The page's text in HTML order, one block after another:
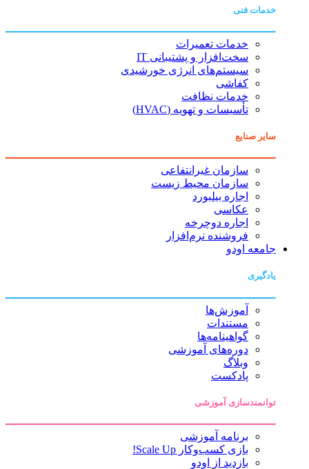
خدمات فنی
خدمات تعمیرات
سخت‌افزار و پشتیبانی IT
سیستم‌های انرژی خورشیدی
کفاشی
خدمات نظافت
تأسیسات و تهویه (HVAC)
سایر صنایع
سازمان غیرانتفاعی
سازمان محیط زیست
اجاره بیلبورد
عکاسی
اجاره دوچرخه
فروشنده نرم‌افزار
جامعه اودو
یادگیری
آموزش‌ها
مستندات
گواهینامه‌ها
دوره‌های آموزشی
وبلاگ
پادکست
توانمندسازی آموزشی
برنامه آموزشی
بازی کسب‌وکار Scale Up!
بازدید از اودو